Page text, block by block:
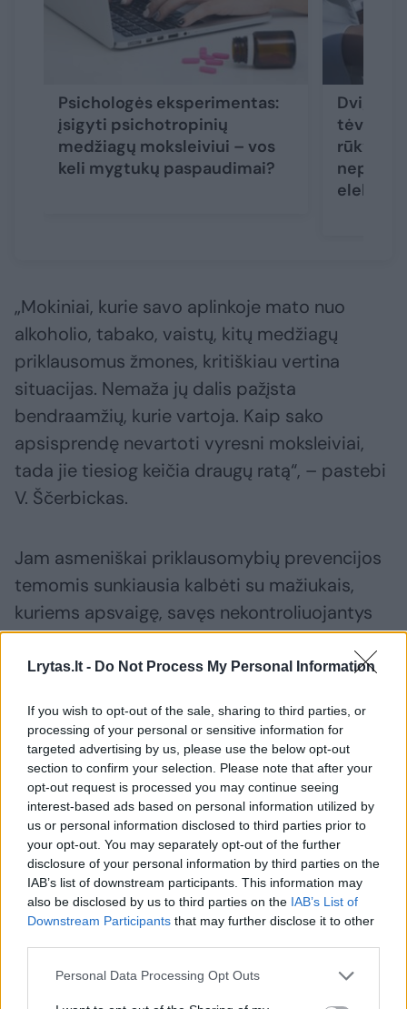
Lrytas.lt - Do Not Process My Personal Information
If you wish to opt-out of the sale, sharing to third parties, or
processing of your personal or sensitive information for
targeted advertising by us, please use the below opt-out
section to confirm your selection. Please note that after your
opt-out request is processed you may continue seeing
interest-based ads based on personal information utilized by
us or personal information disclosed to third parties prior to
your opt-out. You may separately opt-out of the further
disclosure of your personal information by third parties on the
IAB’s list of downstream participants. This information may
also be disclosed by us to third parties on the IAB’s List of
Downstream Participants that may further disclose it to other
Personal Data Processing Opt Outs
Psichologės eksperimentas:
įsigyti psichotropinių
medžiagų moksleiviui – vos
keli mygtukų paspaudimai?
Dvigubi
tėvai
rūkymo
„Mokiniai, kurie savo aplinkoje mato nuo
alkoholio, tabako, vaistų, kitų medžiagų
priklausomus žmones, kritiškiau vertina
situacijas. Nemaža jų dalis pažįsta
bendraamžių, kurie vartoja. Kaip sako
apsisprendę nevartoti vyresni moksleiviai,
tada jie tiesiog keičia draugų ratą“, – pastebi
V. Ščerbickas.
Jam asmeniškai priklausomybių prevencijos
temomis sunkiausia kalbėti su mažiukais,
kuriems apsvaigę, savęs nekontroliuojantys
žmonės dar atrodo juokingai. Tačiau artimoje
aplinkoje matantys priklausomų žmonių, jau
„Buvo atvejis, kai bendraujant grupėje viena
mergaitė prie visų apsiverkė. Tai rodo, kad
vaikai apie priklausomybes girdi ne tik
teoriškai, jos labai tiesiogiai palietusios jų
gyvenimus“, – sako Vilius.
Susitikimų metu kiekvieno mokinio buvo
prašoma anonimiškai pažymėti pliusą
popieriaus lapelyje, jei per šiuos metus gavo